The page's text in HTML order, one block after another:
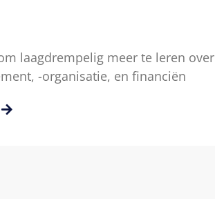
laagdrempelig meer te leren over
-organisatie, en financiën